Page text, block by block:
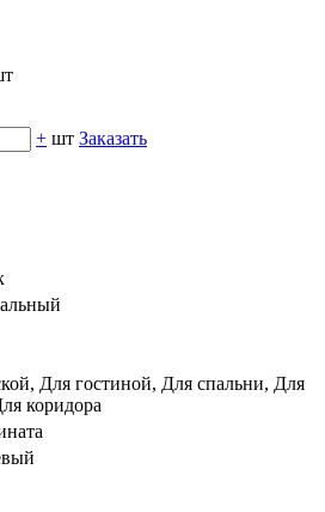
+ шт Заказать
Для гостиной, Для спальни, Для
коридора